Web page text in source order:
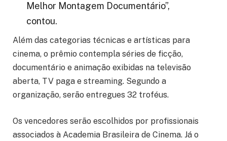
Melhor Montagem Documentário”,
contou.
Além das categorias técnicas e artísticas para
cinema, o prêmio contempla séries de ficção,
documentário e animação exibidas na televisão
aberta, TV paga e streaming. Segundo a
organização, serão entregues 32 troféus.
Os vencedores serão escolhidos por profissionais
associados à Academia Brasileira de Cinema. Já o